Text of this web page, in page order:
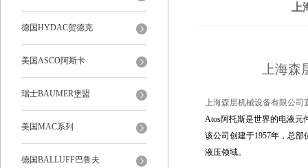
德国HYDAC贺德克
美国ASCO阿斯卡
瑞士BAUMER堡盟
美国MAC系列
德国BALLUFF巴鲁夫
上海
上海森层机械设备有限公司
Atos阿托斯是世界的电液元
该公司创建于1957年，总
液压领域。